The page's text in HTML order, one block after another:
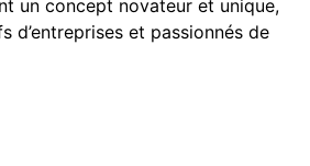
un concept novateur et unique,
d’entreprises et passionnés de